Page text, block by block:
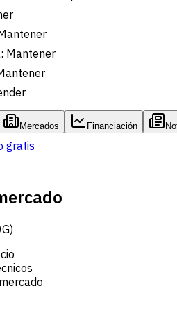
: Mantener
Mercados Financiación
gratis